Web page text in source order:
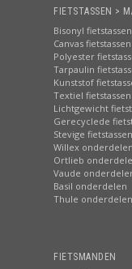
FIETSTASSEN >
Bisonyl fietstassen
Canvas fietstassen
Polyester
Tarpaulin
Kunststof
Textiel fietstassen
Lichtgewicht
Gerecyclede
Stevige fietstassen
Willex onderdelen
Ortlieb
Vaude
Basil onderdelen
Thule onderdelen
FIETSMANDEN